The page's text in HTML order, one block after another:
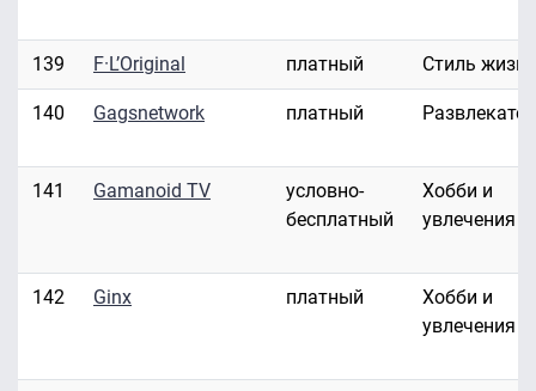
139 F·L’Original платный Стиль жизни
140 Gagsnetwork платный
141 Gamanoid TV
условно-
бесплатный
Хобби и
увлечения
142 Ginx платный
Хобби и
увлечения